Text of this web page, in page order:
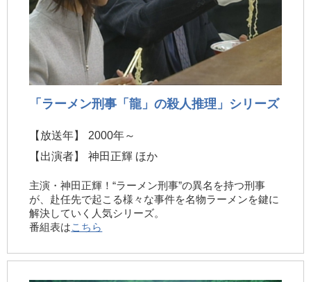
「ラーメン刑事「龍」の殺人推理」シリーズ
【放送年】
2000年～
【出演者】
神田正輝 ほか
主演・神田正輝！“ラーメン刑事”の異名を持つ刑事
が、赴任先で起こる様々な事件を名物ラーメンを鍵に
解決していく人気シリーズ。
番組表はこちら